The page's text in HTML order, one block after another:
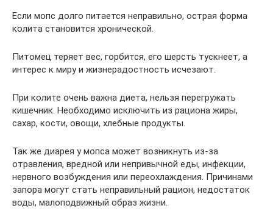
Если мопс долго питается неправильно, острая форма
колита становится хронической.
Питомец теряет вес, горбится, его шерсть тускнеет, а
интерес к миру и жизнерадостность исчезают.
При колите очень важна диета, нельзя перегружать
кишечник. Необходимо исключить из рациона жиры,
сахар, кости, овощи, хлебные продукты.
Так же диарея у мопса может возникнуть из-за
отравления, вредной или непривычной еды, инфекции,
нервного возбуждения или переохлаждения. Причинами
запора могут стать неправильный рацион, недостаток
воды, малоподвижный образ жизни.